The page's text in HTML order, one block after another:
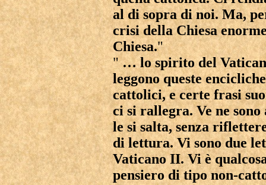
al di sopra di noi. Ma,
crisi della Chiesa
Chiesa."
"… lo spirito del
leggono queste
cattolici, e certe frasi
ci si rallegra. Ve ne
le si salta, senza
di lettura. Vi sono due
Vaticano II. Vi è
pensiero di tipo non-